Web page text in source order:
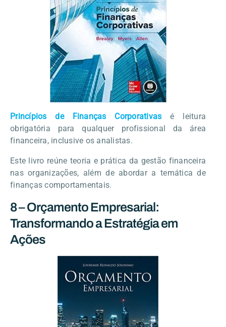
Princípios de Finanças Corporativas é leitura
obrigatória para qualquer profissional da área
financeira, inclusive os analistas.
Este livro reúne teoria e prática da gestão financeira
nas organizações, além de abordar a temática de
finanças comportamentais.
8 – Orçamento Empresarial:
Transformando a Estratégia em
Ações